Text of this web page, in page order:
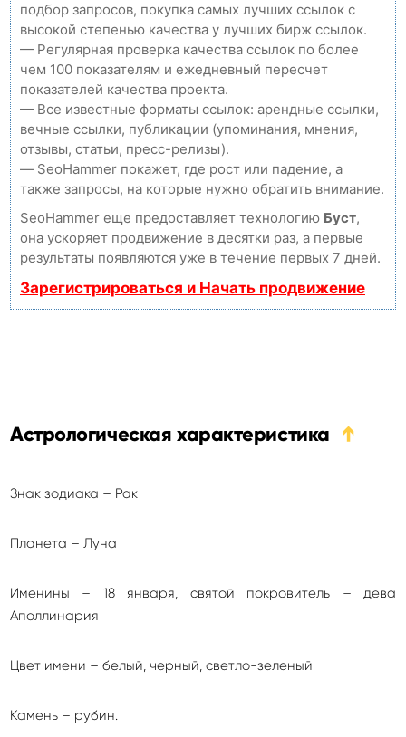
подбор запросов, покупка самых лучших ссылок с
высокой степенью качества у лучших бирж ссылок.
— Регулярная проверка качества ссылок по более
чем 100 показателям и ежедневный пересчет
показателей качества проекта.
— Все известные форматы ссылок: арендные ссылки,
вечные ссылки, публикации (упоминания, мнения,
отзывы, статьи, пресс-релизы).
— SeoHammer покажет, где рост или падение, а
также запросы, на которые нужно обратить внимание.
SeoHammer еще предоставляет технологию Буст,
она ускоряет продвижение в десятки раз, а первые
результаты появляются уже в течение первых 7 дней.
Зарегистрироваться и Начать продвижение
Астрологическая характеристика ➔
Знак зодиака – Рак
Планета – Луна
Именины – 18 января, святой покровитель – дева
Аполлинария
Цвет имени – белый, черный, светло-зеленый
Камень – рубин.